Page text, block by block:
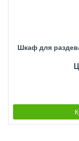
Шкаф для